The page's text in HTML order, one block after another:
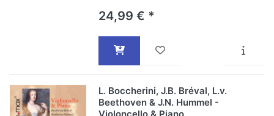
24,99 € *
L. Boccherini, J.B. Bréval, L.v.
Beethoven & J.N. Hummel -
Violoncello & Piano